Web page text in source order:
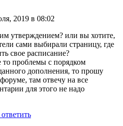
2019 в 08:02
утверждением? или вы хотите,
сами выбирали страницу, где
свое расписание?
то проблемы с порядком
дополнения, то прошу
там отвечу на все
для этого не надо